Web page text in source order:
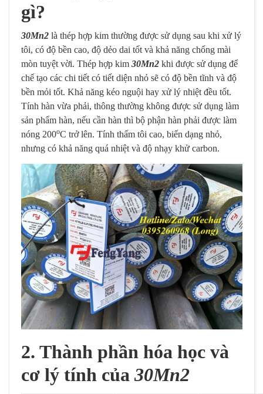
gì?
30Mn2 là thép hợp kim thường được sử dụng sau khi xử lý
tôi, có độ bền cao, độ dẻo dai tốt và khả năng chống mài
mòn tuyệt vời. Thép hợp kim 30Mn2 khi được sử dụng để
chế tạo các chi tiết có tiết diện nhỏ sẽ có độ bền tĩnh và độ
bền mỏi tốt. Khả năng kéo nguội hay xử lý nhiệt đều tốt.
Tính hàn vừa phải, thông thường không được sử dụng làm
sản phẩm hàn, nếu cần hàn thì bộ phận hàn phải được làm
nóng 200oC trở lên. Tính thấm tôi cao, biến dạng nhỏ,
nhưng có khả năng quá nhiệt và độ nhạy khử carbon.
2. Thành phần hóa học và
cơ lý tính của30Mn2